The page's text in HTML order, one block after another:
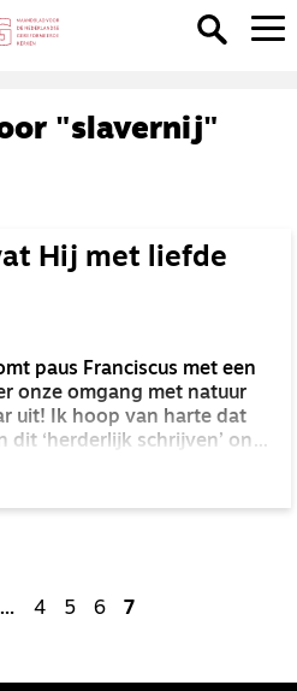
"slavernij"
Hij met liefde
paus Franciscus met een
onze omgang met natuur
uit! Ik hoop van harte dat
dit ‘herderlijk schrijven’ ons
manier te
deze aarde.
… 4 5 6 7